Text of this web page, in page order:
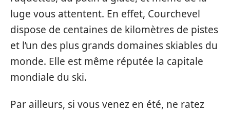
luge vous attentent. En effet, Courchevel
dispose de centaines de kilomètres de pistes
et l’un des plus grands domaines skiables du
monde. Elle est même réputée la capitale
mondiale du ski.
Par ailleurs, si vous venez en été, ne ratez